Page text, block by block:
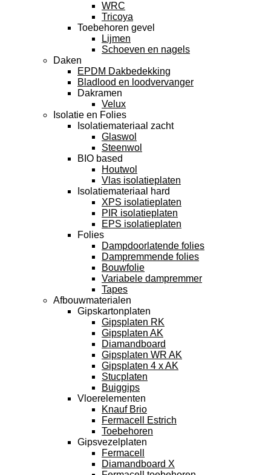
WRC
Tricoya
Toebehoren gevel
Lijmen
Schoeven en nagels
Daken
EPDM Dakbedekking
Bladlood en loodvervanger
Dakramen
Velux
Isolatie en Folies
Isolatiemateriaal zacht
Glaswol
Steenwol
BIO based
Houtwol
Vlas isolatieplaten
Isolatiemateriaal hard
XPS isolatieplaten
PIR isolatieplaten
EPS isolatieplaten
Folies
Dampdoorlatende folies
Dampremmende folies
Bouwfolie
Variabele dampremmer
Tapes
Afbouwmaterialen
Gipskartonplaten
Gipsplaten RK
Gipsplaten AK
Diamandboard
Gipsplaten WR AK
Gipsplaten 4 x AK
Stucplaten
Buiggips
Vloerelementen
Knauf Brio
Fermacell Estrich
Toebehoren
Gipsvezelplaten
Fermacell
Diamandboard X